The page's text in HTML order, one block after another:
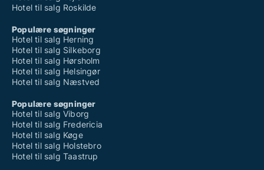
Hotel til salg Roskilde
Populære søgninger
Hotel til salg Herning
Hotel til salg Silkeborg
Hotel til salg Hørsholm
Hotel til salg Helsingør
Hotel til salg Næstved
Populære søgninger
Hotel til salg Viborg
Hotel til salg Fredericia
Hotel til salg Køge
Hotel til salg Holstebro
Hotel til salg Taastrup